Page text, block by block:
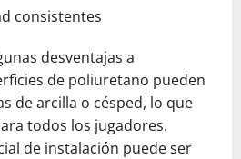
consistentes
desventajas a
de poliuretano pueden
de arcilla o césped, lo que
todos los jugadores.
de instalación puede ser